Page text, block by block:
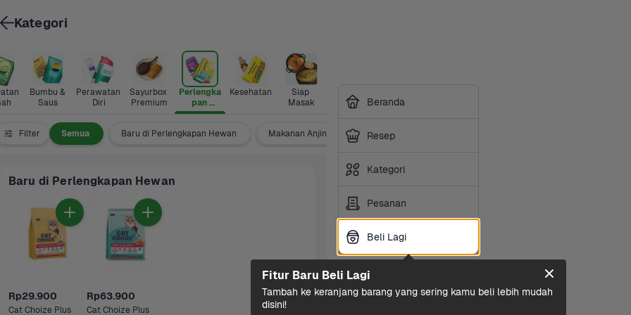
Bumbu &
Saus
Perawatan
Diri
Sayurbox
Premium
Perlengka
pan
Hewan
Kesehatan
Siap
Masak
Filter Semua Baru di Perlengkapan Hewan Makanan Anjing Makanan Kucing
Baru di Perlengkapan Hewan
Rp29.900
Cat Choize Plus
Rp63.900
Cat Choize Plus
Beranda
Resep
Kategori
Pesanan
Beli Lagi
Kategori
Beli Lagi
Fitur Baru Beli Lagi
Tambah ke keranjang barang yang sering kamu beli lebih mudah
disini!